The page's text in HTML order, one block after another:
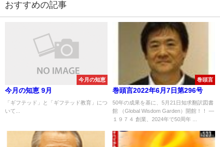
おすすめの記事
今月の知恵
今月の知恵 9月
「ギフテッド」と「ギフテッド教育」につ
いて...
巻頭言
巻頭言2022年6月7日第296号
50年の成果を基に、5月21日知求翻訳図書
館 （Global Wisdom Garden）開館！！ ―
１９７４ 創業、2024年で50周年 ...